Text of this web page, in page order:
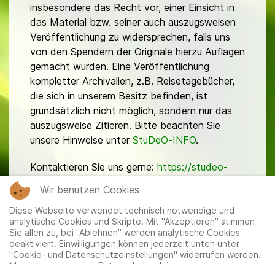
insbesondere das Recht vor, einer Einsicht in
das Material bzw. seiner auch auszugsweisen
Veröffentlichung zu widersprechen, falls uns
von den Spendern der Originale hierzu Auflagen
gemacht wurden. Eine Veröffentlichung
kompletter Archivalien, z.B. Reisetagebücher,
die sich in unserem Besitz befinden, ist
grundsätzlich nicht möglich, sondern nur das
auszugsweise Zitieren. Bitte beachten Sie
unsere Hinweise unter StuDeO-INFO.
Kontaktieren Sie uns gerne: https://studeo-
Wir benutzen Cookies
Diese Webseite verwendet technisch notwendige und
analytische Cookies und Skripte. Mit "Akzeptieren" stimmen
Sie allen zu, bei "Ablehnen" werden analytische Cookies
deaktiviert. Einwilligungen können jederzeit unten unter
"Cookie- und Datenschutzeinstellungen" widerrufen werden.